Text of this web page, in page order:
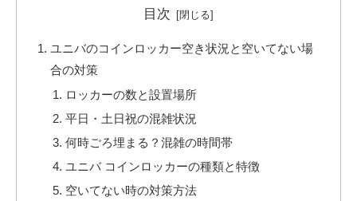
目次
ユニバのコインロッカー空き状況と空いてない場
合の対策
ロッカーの数と設置場所
平日・土日祝の混雑状況
何時ごろ埋まる？混雑の時間帯
ユニバ コインロッカーの種類と特徴
空いてない時の対策方法